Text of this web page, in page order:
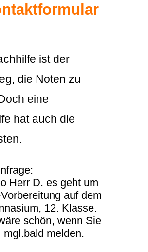
ist der
die Noten zu
eine
hat auch die
Herr D. es geht um
auf dem
12. Klasse.
schön, wenn Sie
mgl.bald melden.